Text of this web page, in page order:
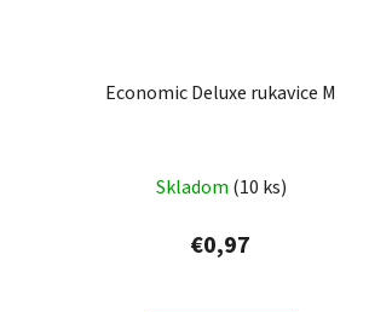
Economic Deluxe rukavice M
Skladom (10 ks)
€0,97